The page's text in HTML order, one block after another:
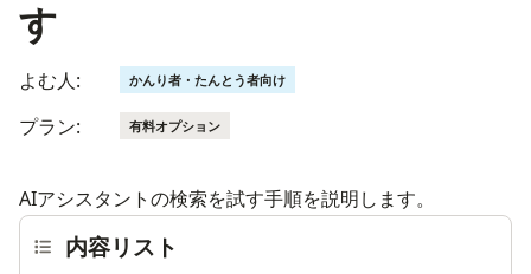
す
よむ人: かんり者・たんとう者向け
プラン: 有料オプション
AIアシスタントの検索を試す手順を説明します。
内容リスト